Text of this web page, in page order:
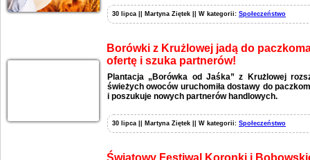
30 lipca || Martyna Ziętek || W kategorii: Społeczeństwo
Borówki z Krużlowej jadą do
ofertę i szuka partnerów!
Plantacja „Borówka od Jaśka” z Krużlowej
świeżych owoców uruchomiła dostawy do
i poszukuje nowych partnerów handlowych.
30 lipca || Martyna Ziętek || W kategorii: Społeczeństwo
Światowy Festiwal Koronki i